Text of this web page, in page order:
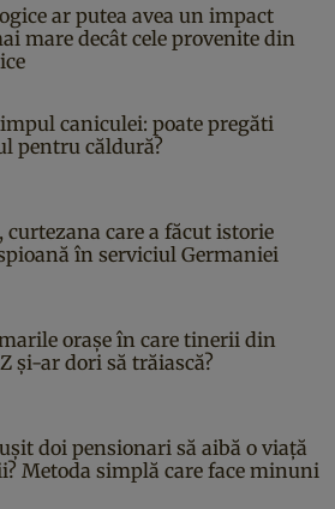
ar putea avea un impact
mare decât cele provenite din
caniculei: poate pregăti
pentru căldură?
curtezana care a făcut istorie
în serviciul Germaniei
orașe în care tinerii din
și-ar dori să trăiască?
doi pensionari să aibă o viață
Metoda simplă care face minuni